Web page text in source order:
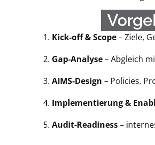
Kick‑off & Scope– Ziele,
Gap‑Analyse– Abgleich
AIMS‑Design – Policies,
Implementierung &
Audit‑Readiness–